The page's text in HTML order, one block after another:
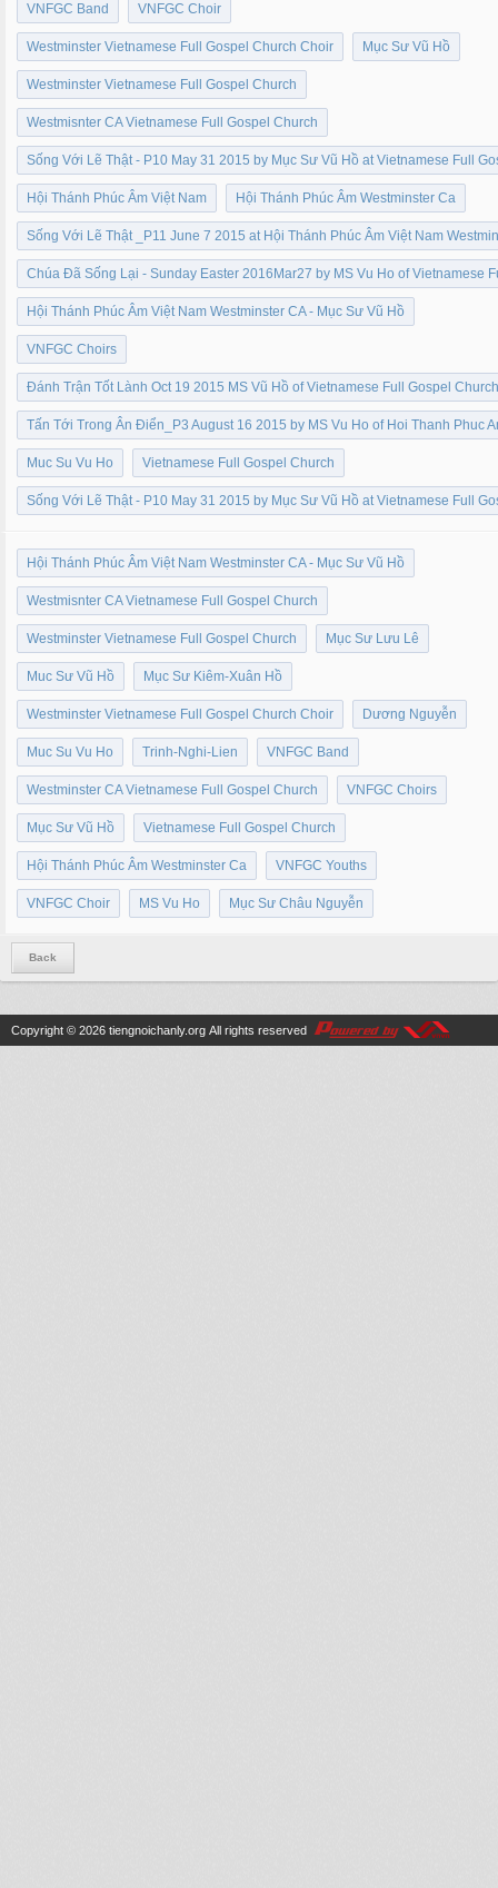
VNFGC Band VNFGC Choir
Westminster Vietnamese Full Gospel Church Choir Mục Sư Vũ Hồ
Westminster Vietnamese Full Gospel Church
Westmisnter CA Vietnamese Full Gospel Church
Sống Với Lẽ Thật - P10 May 31 2015 by Mục Sư Vũ Hồ at Vietnamese Full
Hội Thánh Phúc Âm Việt Nam Hội Thánh Phúc Âm Westminster Ca
Sống Với Lẽ Thật _P11 June 7 2015 at Hội Thánh Phúc Âm Việt Nam
Chúa Đã Sống Lại - Sunday Easter 2016Mar27 by MS Vu Ho of Vietnamese
Hội Thánh Phúc Âm Việt Nam Westminster CA - Mục Sư Vũ Hồ
VNFGC Choirs
Đánh Trận Tốt Lành Oct 19 2015 MS Vũ Hồ of Vietnamese Full Gospel
Tấn Tới Trong Ân Điển_P3 August 16 2015 by MS Vu Ho of Hoi Thanh Phuc
Muc Su Vu Ho Vietnamese Full Gospel Church
Sống Với Lẽ Thật - P10 May 31 2015 by Mục Sư Vũ Hồ at Vietnamese Full
Hội Thánh Phúc Âm Việt Nam Westminster CA - Mục Sư Vũ Hồ
Westmisnter CA Vietnamese Full Gospel Church
Westminster Vietnamese Full Gospel Church Mục Sư Lưu Lê
Muc Sư Vũ Hồ Mục Sư Kiêm-Xuân Hồ
Westminster Vietnamese Full Gospel Church Choir Dương Nguyễn
Muc Su Vu Ho Trinh-Nghi-Lien VNFGC Band
Westminster CA Vietnamese Full Gospel Church VNFGC Choirs
Mục Sư Vũ Hồ Vietnamese Full Gospel Church
Hội Thánh Phúc Âm Westminster Ca VNFGC Youths
VNFGC Choir MS Vu Ho Mục Sư Châu Nguyễn
Back
Copyright © 2026 tiengnoichanly.org All rights reserved